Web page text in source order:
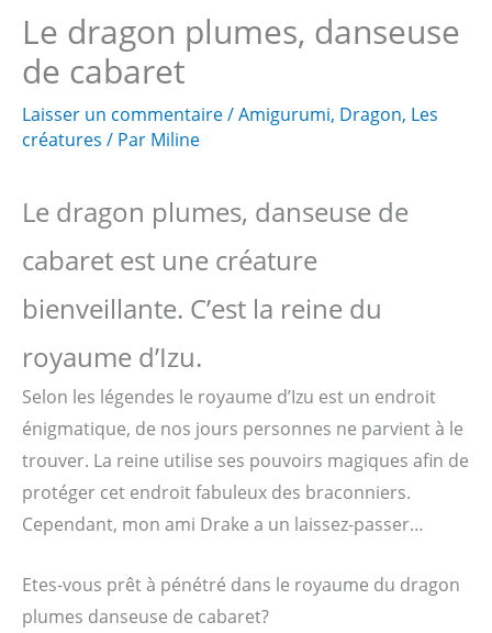
Le dragon plumes, danseuse
de cabaret
Laisser un commentaire/Amigurumi, Dragon, Les
créatures / Par Miline
Le dragon plumes, danseuse de
cabaret est une créature
bienveillante. C’est la reine du
royaume d’Izu.
Selon les légendes le royaume d’Izu est un endroit
énigmatique, de nos jours personnes ne parvient à le
trouver. La reine utilise ses pouvoirs magiques afin de
protéger cet endroit fabuleux des braconniers.
Cependant, mon ami Drake a un laissez-passer…
Etes-vous prêt à pénétré dans le royaume du dragon
plumes danseuse de cabaret?